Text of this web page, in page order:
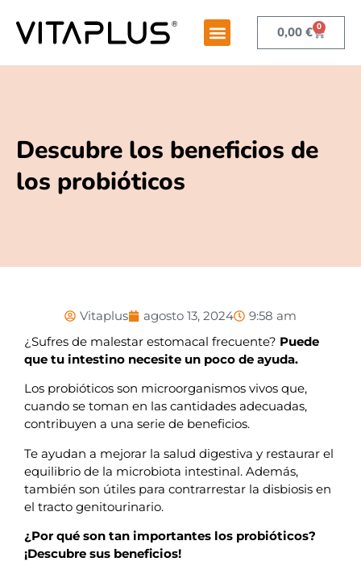
0,00 € 0
Descubre los beneficios de
los probióticos
Vitaplus agosto 13, 2024
9:58 am
¿Sufres de malestar estomacal frecuente? Puede
que tu intestino necesite un poco de ayuda.
Los probióticos son microorganismos vivos que,
cuando se toman en las cantidades adecuadas,
contribuyen a una serie de beneficios.
Te ayudan a mejorar la salud digestiva y restaurar el
equilibrio de la microbiota intestinal. Además,
también son útiles para contrarrestar la disbiosis en
el tracto genitourinario.
¿Por qué son tan importantes los probióticos?
¡Descubre sus beneficios!